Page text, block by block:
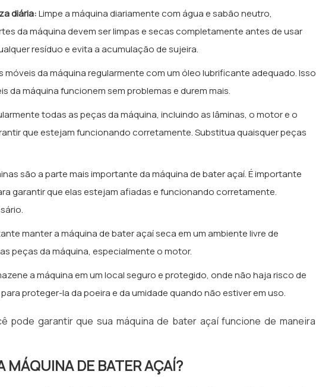
diária:Limpe a máquina diariamente com água e sabão neutro,
da máquina devem ser limpas e secas completamente antes de usar
resíduo e evita a acumulação de sujeira.
móveis da máquina regularmente com um óleo lubrificante adequado. Isso
da máquina funcionem sem problemas e durem mais.
todas as peças da máquina, incluindo as lâminas, o motor e o
que estejam funcionando corretamente. Substitua quaisquer peças
são a parte mais importante da máquina de bater açaí. É importante
garantir que elas estejam afiadas e funcionando corretamente.
manter a máquina de bater açaí seca em um ambiente livre de
peças da máquina, especialmente o motor.
a máquina em um local seguro e protegido, onde não haja risco de
proteger-la da poeira e da umidade quando não estiver em uso.
pode garantir que sua máquina de bater açaí funcione de maneira
MÁQUINA DE BATER AÇAÍ?